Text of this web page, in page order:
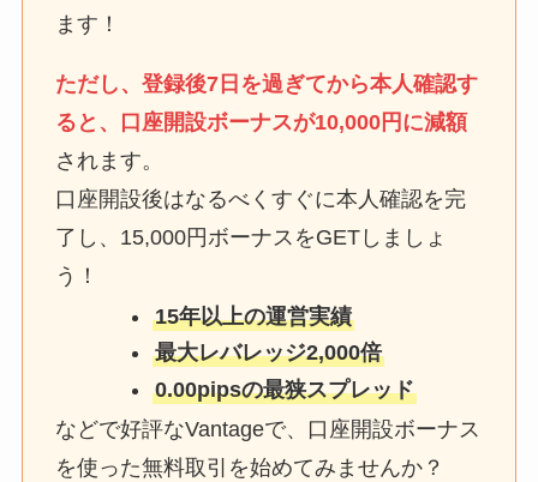
ます！
ただし、登録後7日を過ぎてから本人確認す
ると、口座開設ボーナスが10,000円に減額
されます。
口座開設後はなるべくすぐに本人確認を完
了し、15,000円ボーナスをGETしましょ
う！
15年以上の運営実績
最大レバレッジ2,000倍
0.00pipsの最狭スプレッド
などで好評なVantageで、口座開設ボーナス
を使った無料取引を始めてみませんか？